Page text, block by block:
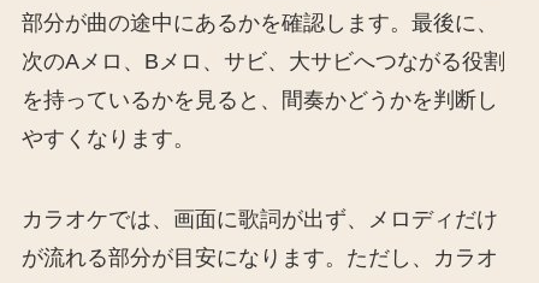
部分が曲の途中にあるかを確認します。最後に、
次のAメロ、Bメロ、サビ、大サビへつながる役割
を持っているかを見ると、間奏かどうかを判断し
やすくなります。
カラオケでは、画面に歌詞が出ず、メロディだけ
が流れる部分が目安になります。ただし、カラオ